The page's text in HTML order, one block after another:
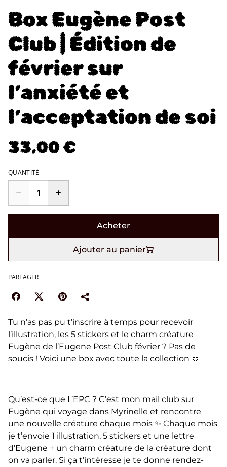
Box Eugène Post
Club | Édition de
février sur
l’anxiété et
l’acceptation de soi
33,00 €
QUANTITÉ
Acheter
Ajouter au panier
PARTAGER
Tu n’as pas pu t’inscrire à temps pour recevoir
l’illustration, les 5 stickers et le charm créature
Eugène de l’Eugene Post Club février ? Pas de
soucis ! Voici une box avec toute la collection 🫶
Qu’est-ce que L’EPC ? C’est mon mail club sur
Eugène qui voyage dans Myrinelle et rencontre
une nouvelle créature chaque mois ✨ Chaque mois
je t’envoie 1 illustration, 5 stickers et une lettre
d’Eugene + un charm créature de la créature dont
on va parler. Si ça t’intéresse je te donne rendez-